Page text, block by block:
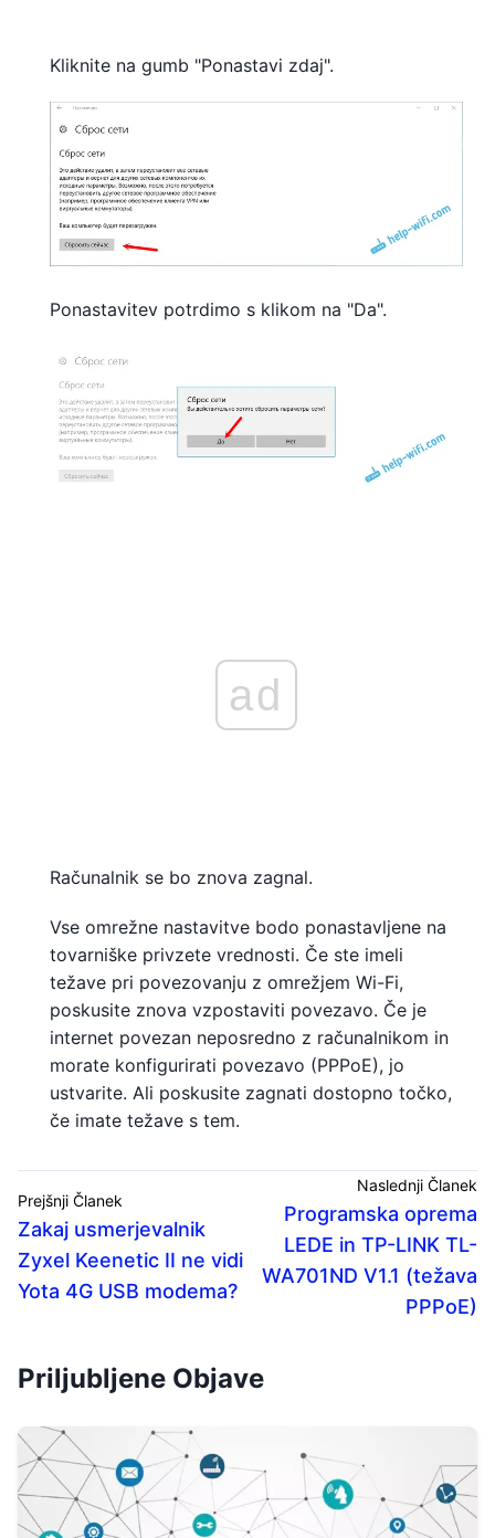
Kliknite na gumb "Ponastavi zdaj".
Ponastavitev potrdimo s klikom na "Da".
ad
Računalnik se bo znova zagnal.
Vse omrežne nastavitve bodo ponastavljene na
tovarniške privzete vrednosti. Če ste imeli
težave pri povezovanju z omrežjem Wi-Fi,
poskusite znova vzpostaviti povezavo. Če je
internet povezan neposredno z računalnikom in
morate konfigurirati povezavo (PPPoE), jo
ustvarite. Ali poskusite zagnati dostopno točko,
če imate težave s tem.
Prejšnji Članek
Zakaj usmerjevalnik
Zyxel Keenetic II ne vidi
Yota 4G USB modema?
Naslednji Članek
Programska oprema
LEDE in TP-LINK TL-
WA701ND V1.1 (težava
PPPoE)
Priljubljene Objave